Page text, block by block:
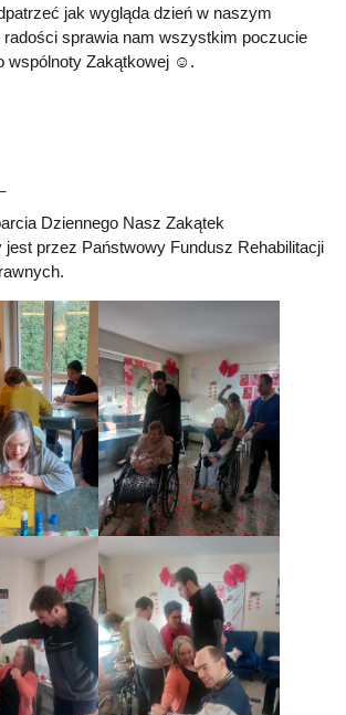
jak wygląda dzień w naszym
radości sprawia nam wszystkim poczucie
wspólnoty Zakątkowej ☺.
Dziennego Nasz Zakątek
jest przez Państwowy Fundusz Rehabilitacji